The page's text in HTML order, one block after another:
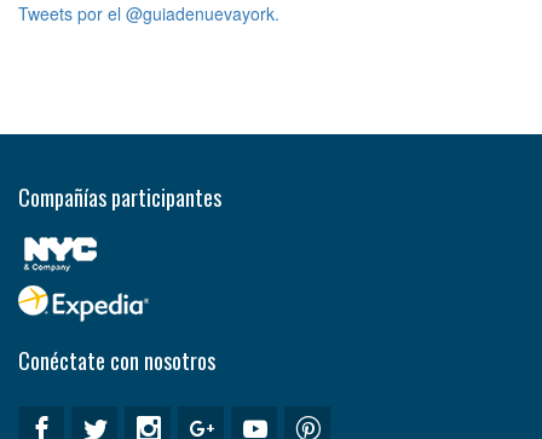
Tweets por el @guiadenuevayork.
Compañías participantes
Conéctate con nosotros